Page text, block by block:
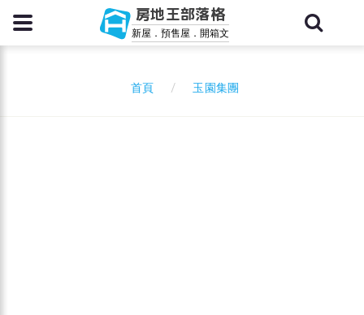
房地王部落格
新屋．預售屋．開箱文
首頁 玉園集團